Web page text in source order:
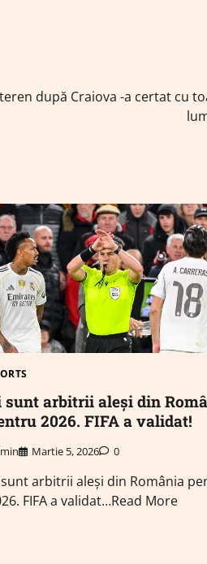
după Craiova -a certat cu
sunt arbitrii aleși din
2026. FIFA a validat!
Martie 5, 2026 0
sunt arbitrii aleși din România
FIFA a validat…Read More